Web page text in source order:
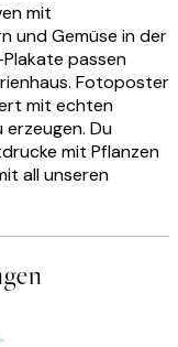
mit
und Gemüse in der
passen
Fotoposter
mit echten
erzeugen. Du
mit Pflanzen
all unseren